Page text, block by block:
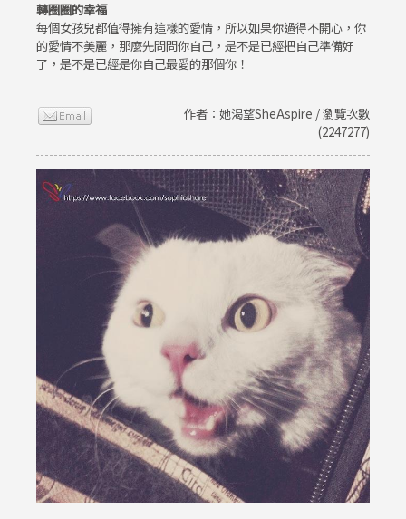
轉圈圈的幸福
每個女孩兒都值得擁有這樣的愛情，所以如果你過得不開心，你
的愛情不美麗，那麼先問問你自己，是不是已經把自己準備好
了，是不是已經是你自己最愛的那個你！
作者：她渴望SheAspire / 瀏覽次數
(2247277)